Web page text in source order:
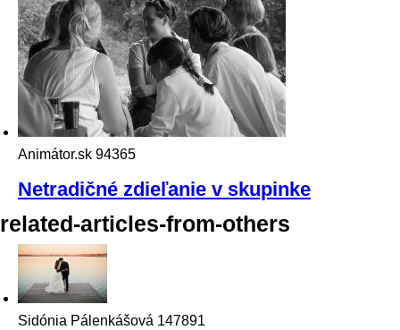
Animátor.sk 94365
Netradičné zdieľanie v skupinke
related-articles-from-others
Sidónia Pálenkášová 147891